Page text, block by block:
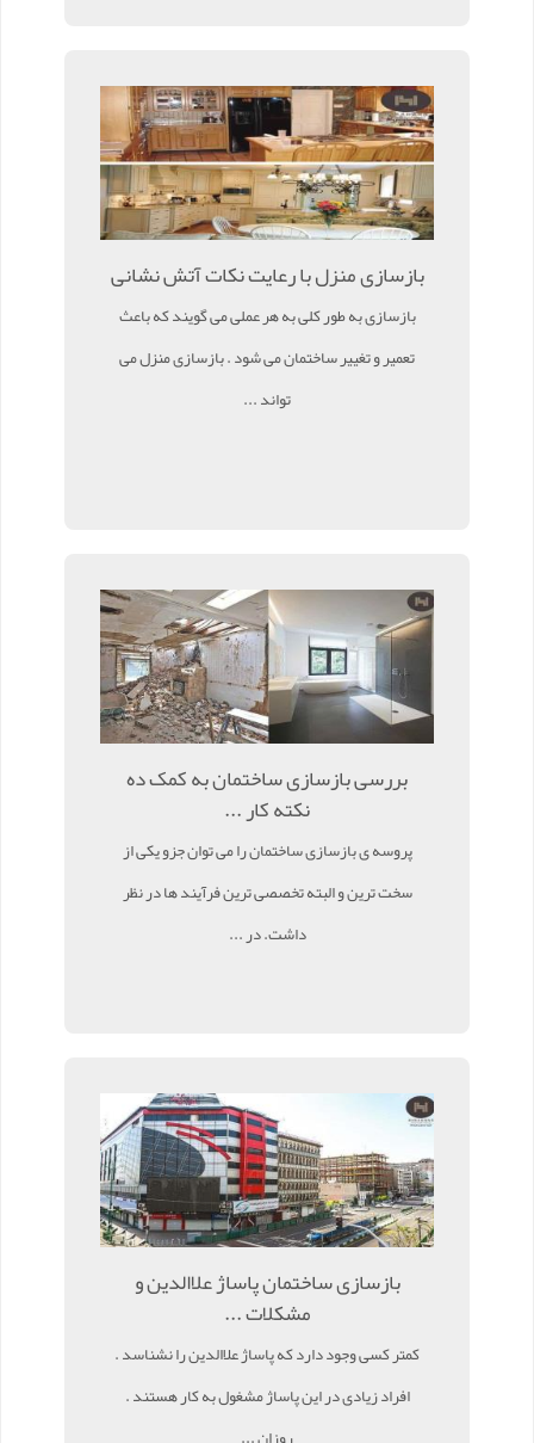
بازسازی منزل با رعایت نکات آتش نشانی
بازسازی به طور کلی به هر عملی می گویند که باعث
تعمیر و تغییر ساختمان می شود . بازسازی منزل می
تواند ...
بررسی بازسازی ساختمان به کمک ده
نکته کار ...
پروسه ی بازسازی ساختمان را می توان جزو یکی از
سخت ترین و البته تخصصی ترین فرآیند ها در نظر
داشت. در ...
بازسازی ساختمان پاساژ علاالدین و
مشکلات ...
کمتر کسی وجود دارد که پاساژ علاالدین را نشناسد .
افراد زیادی در این پاساژ مشغول به کار هستند .